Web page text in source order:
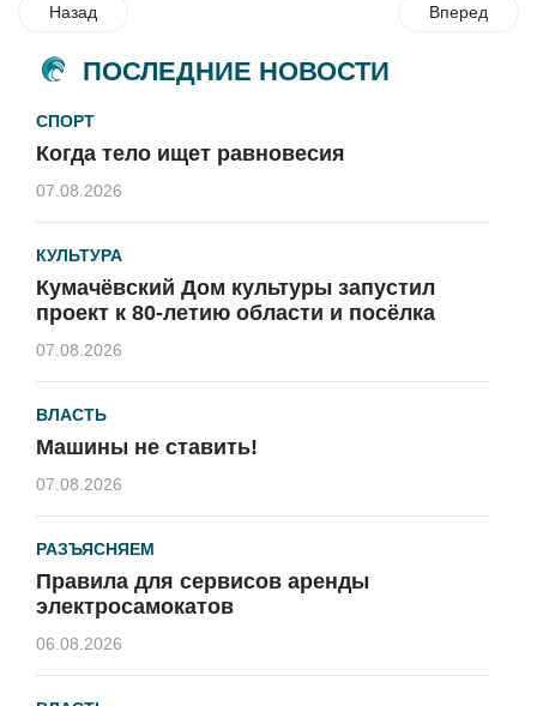
Назад Вперед
ПОСЛЕДНИЕ НОВОСТИ
СПОРТ
Когда тело ищет равновесия
07.08.2026
КУЛЬТУРА
Кумачёвский Дом культуры запустил
проект к 80-летию области и посёлка
07.08.2026
ВЛАСТЬ
Машины не ставить!
07.08.2026
РАЗЪЯСНЯЕМ
Правила для сервисов аренды
электросамокатов
06.08.2026